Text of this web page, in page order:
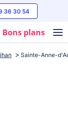
36 30 54
Bons plans
Sainte-Anne-